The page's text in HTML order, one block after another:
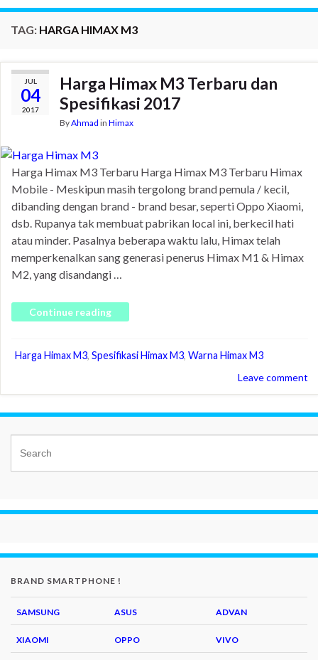
TAG: HARGA HIMAX M3
JUL
04
2017
Harga Himax M3 Terbaru dan
Spesifikasi 2017
ByAhmad in Himax
Harga Himax M3 Terbaru Harga Himax M3 Terbaru Himax
Mobile - Meskipun masih tergolong brand pemula / kecil,
dibanding dengan brand - brand besar, seperti Oppo Xiaomi,
dsb. Rupanya tak membuat pabrikan local ini, berkecil hati
atau minder. Pasalnya beberapa waktu lalu, Himax telah
memperkenalkan sang generasi penerus Himax M1 & Himax
M2, yang disandangi …
Continue reading
Harga Himax M3, Spesifikasi Himax M3, Warna Himax M3
Leave comment
BRAND SMARTPHONE !
SAMSUNG ASUS ADVAN
XIAOMI OPPO VIVO